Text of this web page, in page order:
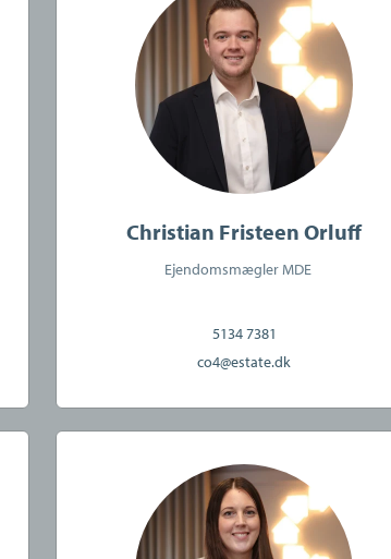
til dig, der ønsker tæt rådgivning i købsfasen. Med
til pristjek, gennemgang af vigtige dokumenter og
med sælgers mægler. Ring til os, hvis du
for køberrådgivning.
Det betyder, at du ved at bruge os som mægler
Christian Fristeen Orluff
Ejendomsmægler MDE
5134 7381
co4@estate.dk